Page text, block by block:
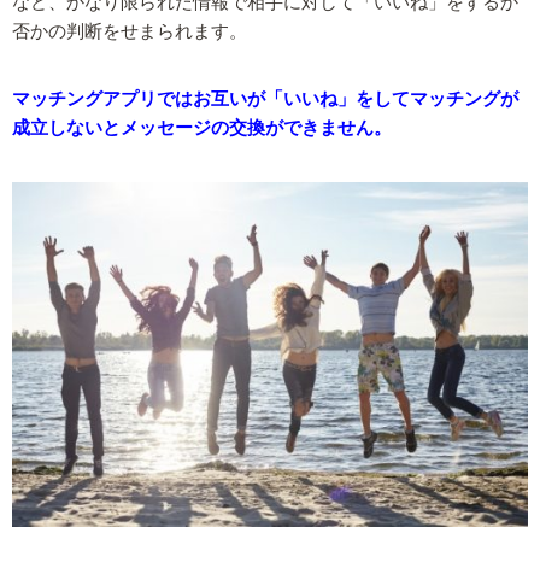
否かの判断をせまられます。
マッチングアプリではお互いが「いいね」をしてマッチングが
成立しないとメッセージの交換ができません。